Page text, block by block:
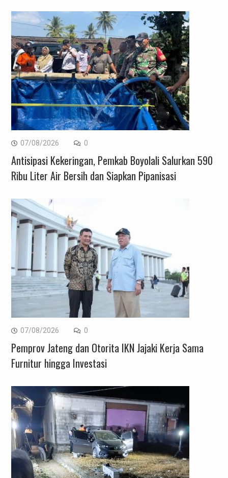
07/08/2026 0
Antisipasi Kekeringan, Pemkab Boyolali Salurkan 590
Ribu Liter Air Bersih dan Siapkan Pipanisasi
07/08/2026 0
Pemprov Jateng dan Otorita IKN Jajaki Kerja Sama
Furnitur hingga Investasi